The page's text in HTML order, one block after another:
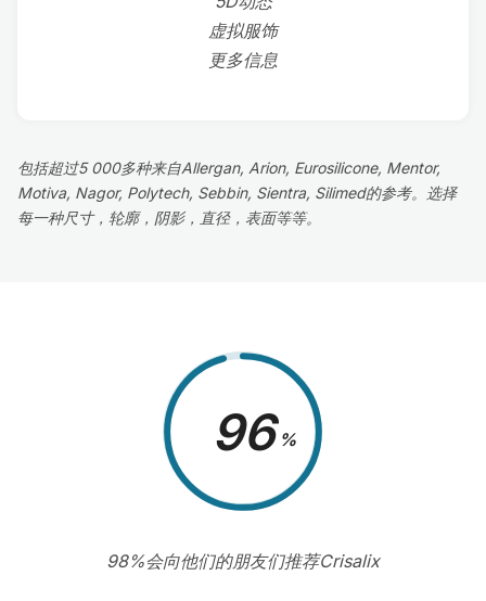
虚拟服饰
更多信息
包括超过5 000多种来自Allergan, Arion, Eurosilicone, Mentor,
Motiva, Nagor, Polytech, Sebbin, Sientra, Silimed的参考。选择
每一种尺寸，轮廓，阴影，直径，表面等等。
98 %
98%会向他们的朋友们推荐Crisalix